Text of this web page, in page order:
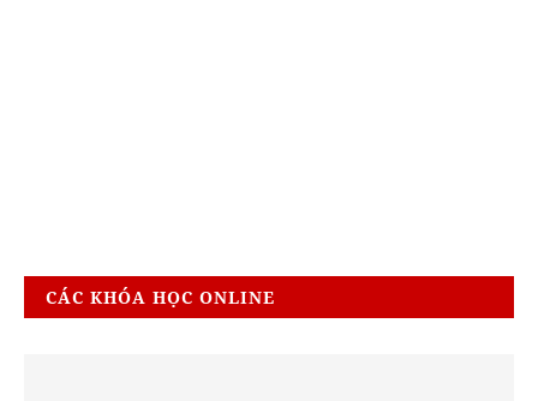
CÁC KHÓA HỌC ONLINE